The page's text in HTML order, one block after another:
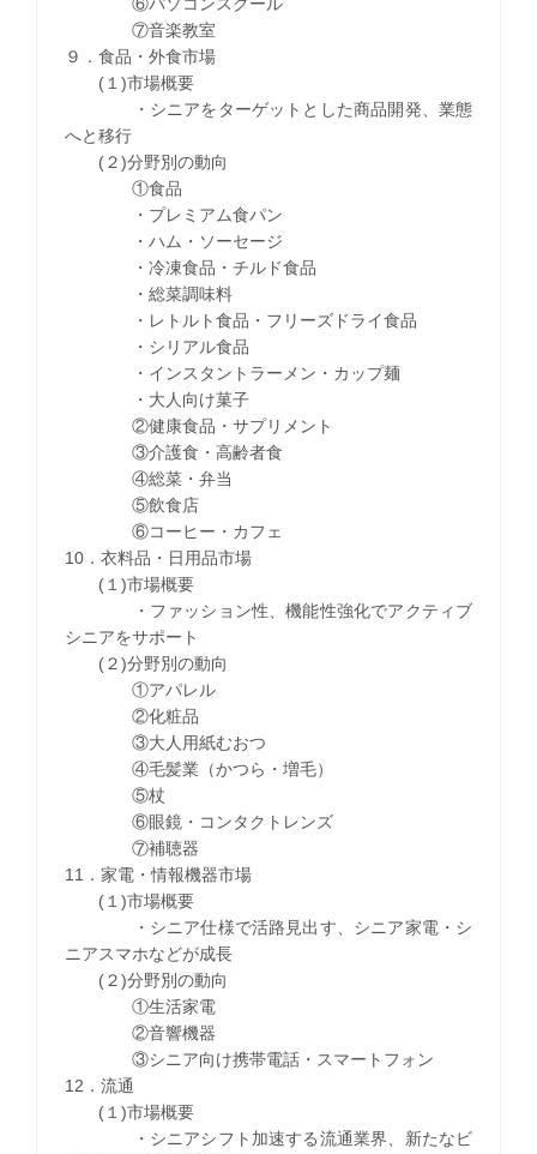
⑥パソコンスクール
⑦音楽教室
９．食品・外食市場
(１)市場概要
・シニアをターゲットとした商品開発、業態
へと移行
(２)分野別の動向
①食品
・プレミアム食パン
・ハム・ソーセージ
・冷凍食品・チルド食品
・総菜調味料
・レトルト食品・フリーズドライ食品
・シリアル食品
・インスタントラーメン・カップ麺
・大人向け菓子
②健康食品・サプリメント
③介護食・高齢者食
④総菜・弁当
⑤飲食店
⑥コーヒー・カフェ
10．衣料品・日用品市場
(１)市場概要
・ファッション性、機能性強化でアクティブ
シニアをサポート
(２)分野別の動向
①アパレル
②化粧品
③大人用紙むおつ
④毛髪業（かつら・増毛）
⑤杖
⑥眼鏡・コンタクトレンズ
⑦補聴器
11．家電・情報機器市場
(１)市場概要
・シニア仕様で活路見出す、シニア家電・シ
ニアスマホなどが成長
(２)分野別の動向
①生活家電
②音響機器
③シニア向け携帯電話・スマートフォン
12．流通
(１)市場概要
・シニアシフト加速する流通業界、新たなビ